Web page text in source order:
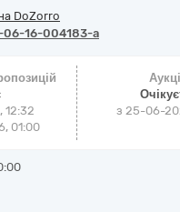
DoZorro
06-16-004183-a
12:32
01:00
з25-06-